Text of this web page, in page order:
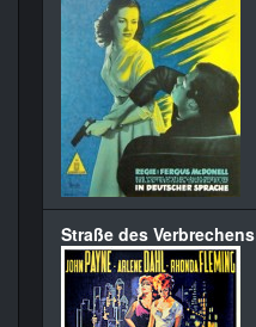
Straße des Verbrechens